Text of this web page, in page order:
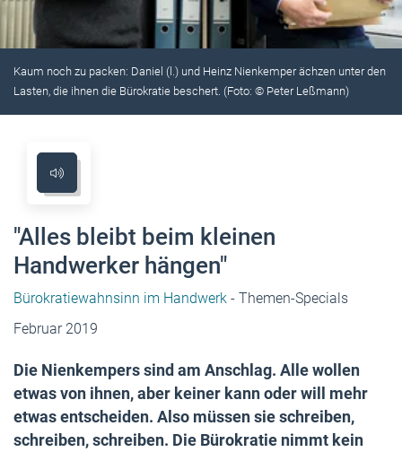
Kaum noch zu packen: Daniel (l.) und Heinz Nienkemper ächzen unter den
Lasten, die ihnen die Bürokratie beschert. (Foto: © Peter Leßmann)
"Alles bleibt beim kleinen
Handwerker hängen"
Bürokratiewahnsinn im Handwerk - Themen-Specials
Februar 2019
Die Nienkempers sind am Anschlag. Alle wollen
etwas von ihnen, aber keiner kann oder will mehr
etwas entscheiden. Also müssen sie schreiben,
schreiben, schreiben. Die Bürokratie nimmt kein